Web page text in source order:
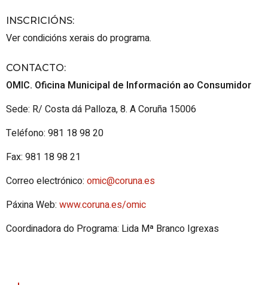
INSCRICIÓNS:
Ver condicións xerais do programa.
CONTACTO:
OMIC. Oficina Municipal de Información ao Consumidor
Sede: R/ Costa dá Palloza, 8. A Coruña 15006
Teléfono: 981 18 98 20
Fax: 981 18 98 21
Correo electrónico: omic@coruna.es
Páxina Web: www.coruna.es/omic
Coordinadora do Programa: Lida Mª Branco Igrexas